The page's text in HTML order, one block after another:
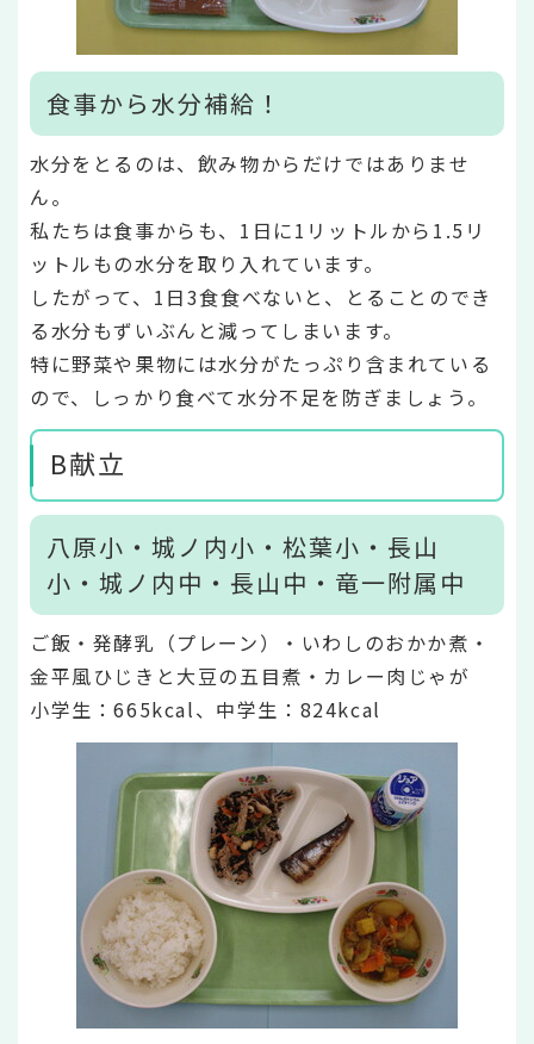
食事から水分補給！
水分をとるのは、飲み物からだけではありませ
ん。
私たちは食事からも、1日に1リットルから1.5リ
ットルもの水分を取り入れています。
したがって、1日3食食べないと、とることのでき
る水分もずいぶんと減ってしまいます。
特に野菜や果物には水分がたっぷり含まれている
ので、しっかり食べて水分不足を防ぎましょう。
B献立
八原小・城ノ内小・松葉小・長山
小・城ノ内中・長山中・竜一附属中
ご飯・発酵乳（プレーン）・いわしのおかか煮・
金平風ひじきと大豆の五目煮・カレー肉じゃが
小学生：665kcal、中学生：824kcal